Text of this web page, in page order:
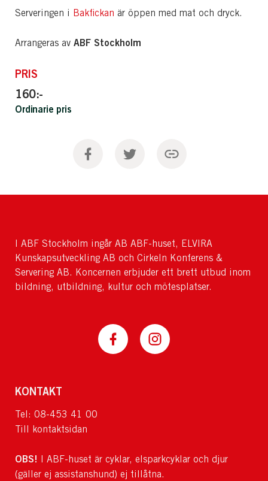
Serveringen i Bakfickan är öppen med mat och dryck.
Arrangeras av ABF Stockholm
PRIS
160:-
Ordinarie pris
I ABF Stockholm ingår AB ABF-huset, ELVIRA
Kunskapsutveckling AB och Cirkeln Konferens &
Servering AB. Koncernen erbjuder ett brett utbud inom
bildning, utbildning, kultur och mötesplatser.
KONTAKT
Tel: 08-453 41 00
Till kontaktsidan
OBS!
I ABF-huset är cyklar, elsparkcyklar och djur
(gäller ej assistanshund) ej tillåtna.